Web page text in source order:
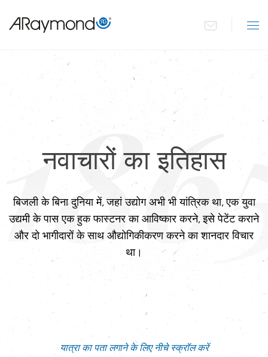
1955 — 1975 2000 — 2015
नवाचारों का इतिहास
बिजली के बिना दुनिया में, जहां उद्योग अभी भी यांत्रिक था, एक युवा
उद्यमी के पास एक हुक फास्टनर का आविष्कार करने, इसे पेटेंट कराने
और दो भागीदारों के साथ औद्योगिकीकरण करने का शानदार विचार
था।
यात्रा का पता लगाने के लिए नीचे स्क्रॉल करें